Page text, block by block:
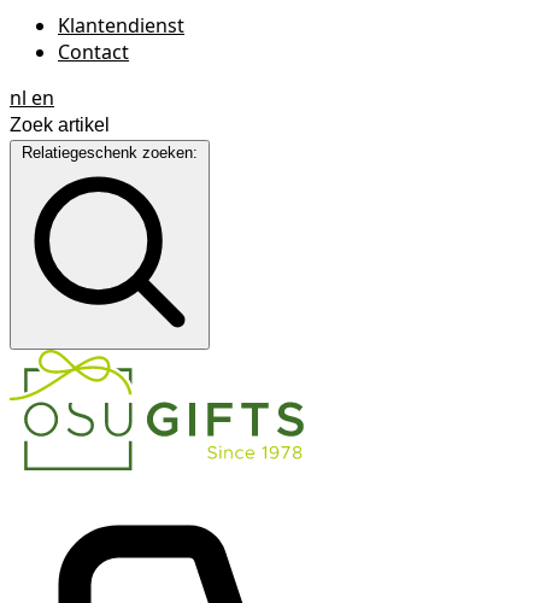
Klantendienst
Contact
nl en
Relatiegeschenk zoeken: